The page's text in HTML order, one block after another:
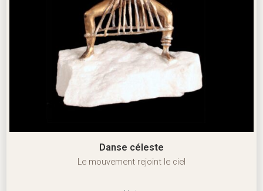
Danse céleste
Le mouvement rejoint le ciel